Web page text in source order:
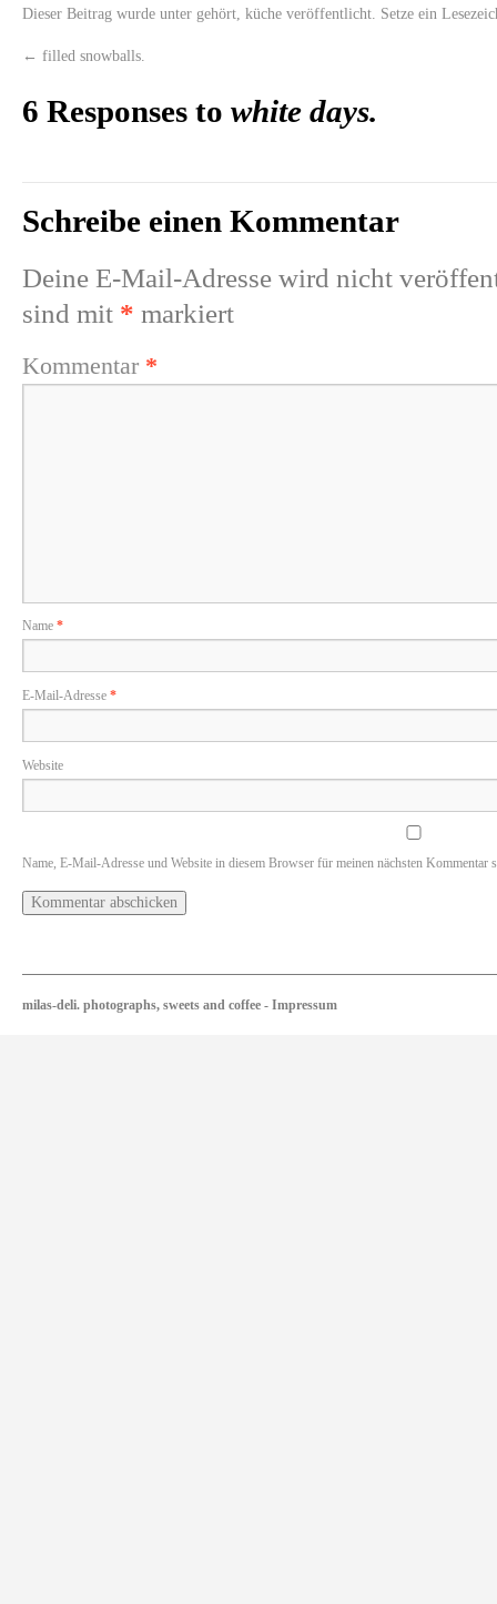
Dieser Beitrag wurde unter gehört küche veröffentlicht. Setze ein
← filled snowballs.
6 Responses to white days.
Schreibe einen Kommentar
Deine E-Mail-Adresse wird nicht
sind mit * markiert
Kommentar *
Name *
E-Mail-Adresse *
Website
Name, E-Mail-Adresse und Website in diesem Browser für meinen nächsten Kommentar
milas-deli. photographs, sweets and coffee - Impressum